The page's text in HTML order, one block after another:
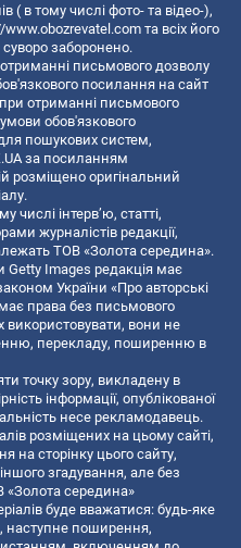
( в тому числі фото- та відео-),
www.obozrevatel.com та всіх його
заборонено.
письмового дозволу
посилання на сайт
отриманні письмового
обов'язкового
пошукових систем,
за посиланням
розміщено оригінальний
числі інтерв’ю, статті,
журналістів редакції,
ТОВ «Золота середина».
Getty Images редакція має
України «Про авторські
права без письмового
використовувати, вони не
перекладу, поширенню в
точку зору, викладену в
інформації, опублікованої
несе рекламодавець.
розміщених на цьому сайті,
на сторінку цього сайту,
згадування, але без
«Золота середина»
буде вважатися: будь-яке
наступне поширення,